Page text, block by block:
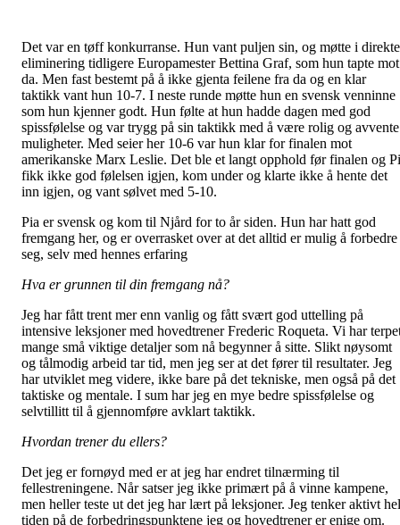
Det var en tøff konkurranse. Hun vant puljen sin, og møtte i direkte
eliminering tidligere Europamester Bettina Graf, som hun tapte mot
da. Men fast bestemt på å ikke gjenta feilene fra da og en klar
taktikk vant hun 10-7. I neste runde møtte hun en svensk venninne
som hun kjenner godt. Hun følte at hun hadde dagen med god
spissfølelse og var trygg på sin taktikk med å være rolig og avvente
muligheter. Med seier her 10-6 var hun klar for finalen mot
amerikanske Marx Leslie. Det ble et langt opphold før finalen og
fikk ikke god følelsen igjen, kom under og klarte ikke å hente det
inn igjen, og vant sølvet med 5-10.
Pia er svensk og kom til Njård for to år siden. Hun har hatt god
fremgang her, og er overrasket over at det alltid er mulig å forbedre
seg, selv med hennes erfaring
Hva er grunnen til din fremgang nå?
Jeg har fått trent mer enn vanlig og fått svært god uttelling på
intensive leksjoner med hovedtrener Frederic Roqueta. Vi har
mange små viktige detaljer som nå begynner å sitte. Slikt nøysomt
og tålmodig arbeid tar tid, men jeg ser at det fører til resultater. Jeg
har utviklet meg videre, ikke bare på det tekniske, men også på det
taktiske og mentale. I sum har jeg en mye bedre spissfølelse og
selvtillitt til å gjennomføre avklart taktikk.
Hvordan trener du ellers?
Det jeg er fornøyd med er at jeg har endret tilnærming til
fellestreningene. Når satser jeg ikke primært på å vinne kampene,
men heller teste ut det jeg har lært på leksjoner. Jeg tenker aktivt
tiden på de forbedringspunktene jeg og hovedtrener er enige om.